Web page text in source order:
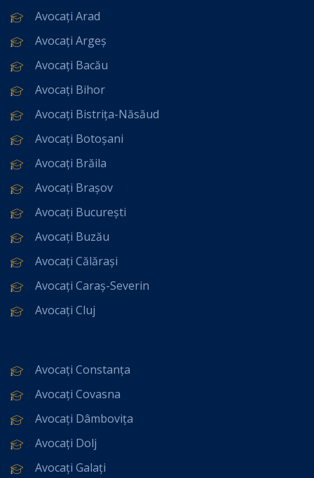
Avocați Arad
Avocați Argeș
Avocați Bacău
Avocați Bihor
Avocați Bistrița-Năsăud
Avocați Botoșani
Avocați Brăila
Avocați Brașov
Avocați București
Avocați Buzău
Avocați Călărași
Avocați Caraș-Severin
Avocați Cluj
Avocați Constanța
Avocați Covasna
Avocați Dâmbovița
Avocați Dolj
Avocați Galați